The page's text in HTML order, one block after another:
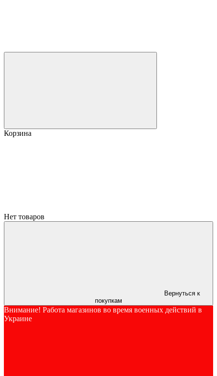
Корзина
Нет товаров
Вернуться к
покупкам
Внимание! Работа магазинов во время военных действий в
Украине